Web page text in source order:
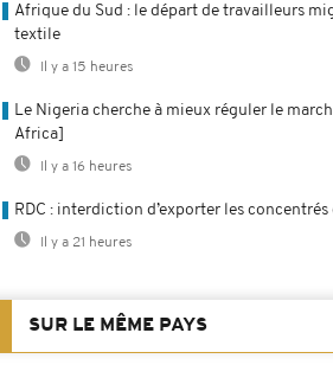
Afrique du Sud : le départ de travailleurs
textile
Il y a 15 heures
Le Nigeria cherche à mieux réguler le
Africa]
Il y a 16 heures
RDC : interdiction d’exporter les
Il y a 21 heures
SUR LE MÊME PAYS